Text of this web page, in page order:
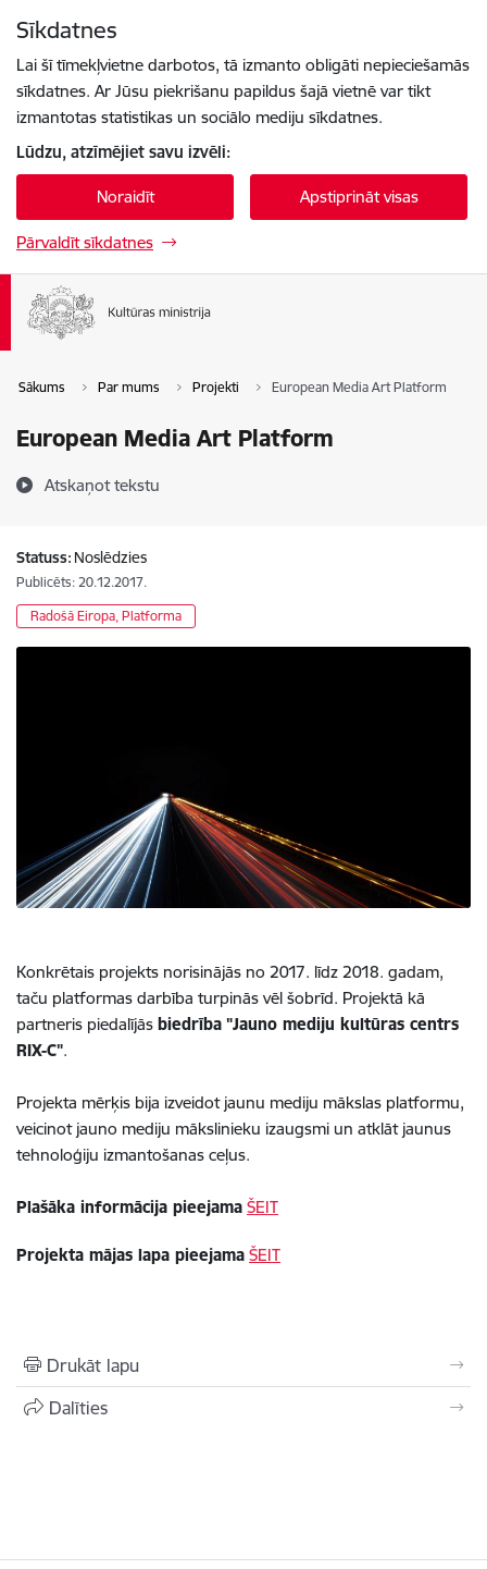
Sīkdatnes
Lai šī tīmekļvietne darbotos, tā izmanto obligāti nepieciešamās
sīkdatnes. Ar Jūsu piekrišanu papildus šajā vietnē var tikt
izmantotas statistikas un sociālo mediju sīkdatnes.
Lūdzu, atzīmējiet savu izvēli:
Noraidīt Apstiprināt visas
Pārvaldīt sīkdatnes
Sākums Par mums Projekti European Media Art Platform
European Media Art Platform
Atskaņot tekstu
Statuss: Noslēdzies
Publicēts: 20.12.2017.
Radošā Eiropa, Platforma
Konkrētais projekts norisinājās no 2017. līdz 2018. gadam,
taču platformas darbība turpinās vēl šobrīd. Projektā kā
partneris piedalījās biedrība "Jauno mediju kultūras centrs
RIX-C".
Projekta mērķis bija izveidot jaunu mediju mākslas platformu,
veicinot jauno mediju mākslinieku izaugsmi un atklāt jaunus
tehnoloģiju izmantošanas ceļus.
Plašāka informācija pieejama ŠEIT
Projekta mājas lapa pieejama ŠEIT
Drukāt lapu
Dalīties